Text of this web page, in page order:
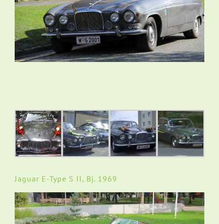
Jaguar E-Type S II, Bj. 1969